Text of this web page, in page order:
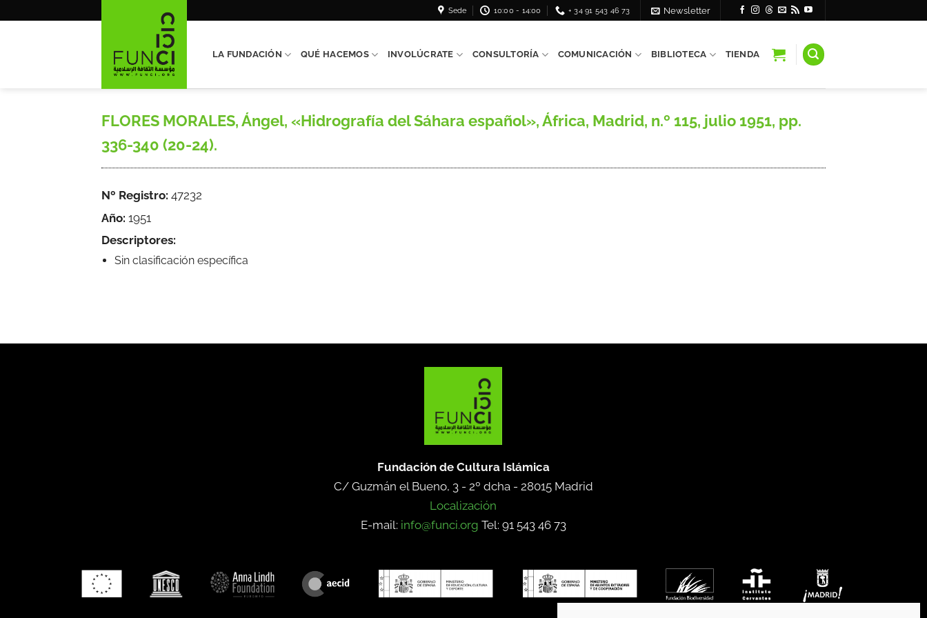
Sede 10:00 - 14:00 + 34 91 543 46 73 Newsletter
LA FUNDACIÓN QUÉ HACEMOS INVOLÚCRATE CONSULTORÍA COMUNICACIÓN BIBLIOTECA TIENDA
FLORES MORALES, Ángel, «Hidrografía del Sáhara español», África, Madrid, n.º 115, julio 1951, pp.
336-340 (20-24).
Nº Registro: 47232
Año: 1951
Descriptores:
Sin clasificación específica
Fundación de Cultura Islámica
C/ Guzmán el Bueno, 3 - 2º dcha - 28015 Madrid
Localización
E-mail: info@funci.org Tel: 91 543 46 73